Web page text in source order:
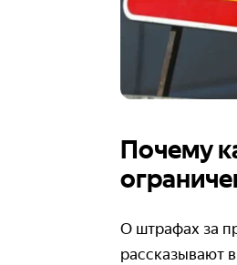
Почему
О штрафах за
рассказывают